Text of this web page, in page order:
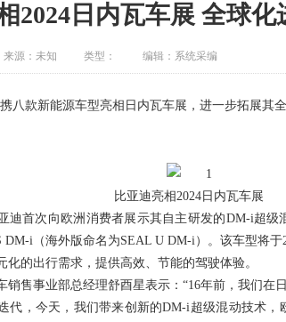
2024日内瓦车展 全球化
来源： 未知 类型： 编辑：系统采编
八款新能源车型亮相日内瓦车展，进一步拓展其
比亚迪亮相2024日内瓦车展
迪首次向欧洲消费者展示其自主研发的DM-i超级
i（海外版命名为SEAL U DM-i）。该车型将于
化的出行需求，提供高效、节能的驾驶体验。
销售事业部总经理舒酉星表示：“16年前，我们在
代，今天，我们带来创新的DM-i超级混动技术，